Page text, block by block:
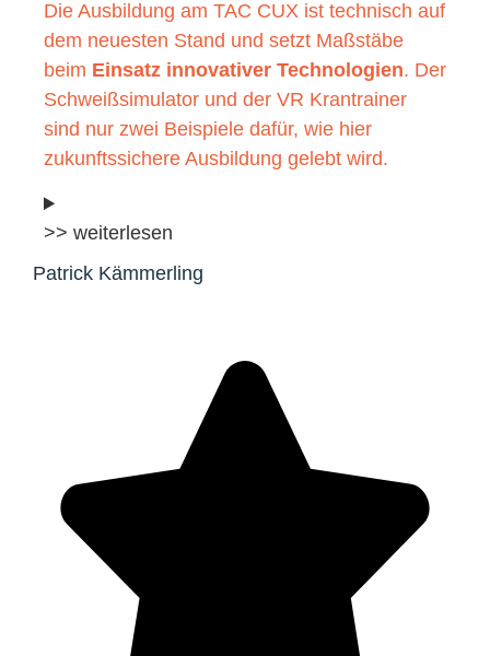
Die Ausbildung am TAC CUX ist technisch auf
dem neuesten Stand und setzt Maßstäbe
beim Einsatz innovativer Technologien. Der
Schweißsimulator und der VR Krantrainer
sind nur zwei Beispiele dafür, wie hier
zukunftssichere Ausbildung gelebt wird.
>> weiterlesen
Patrick Kämmerling